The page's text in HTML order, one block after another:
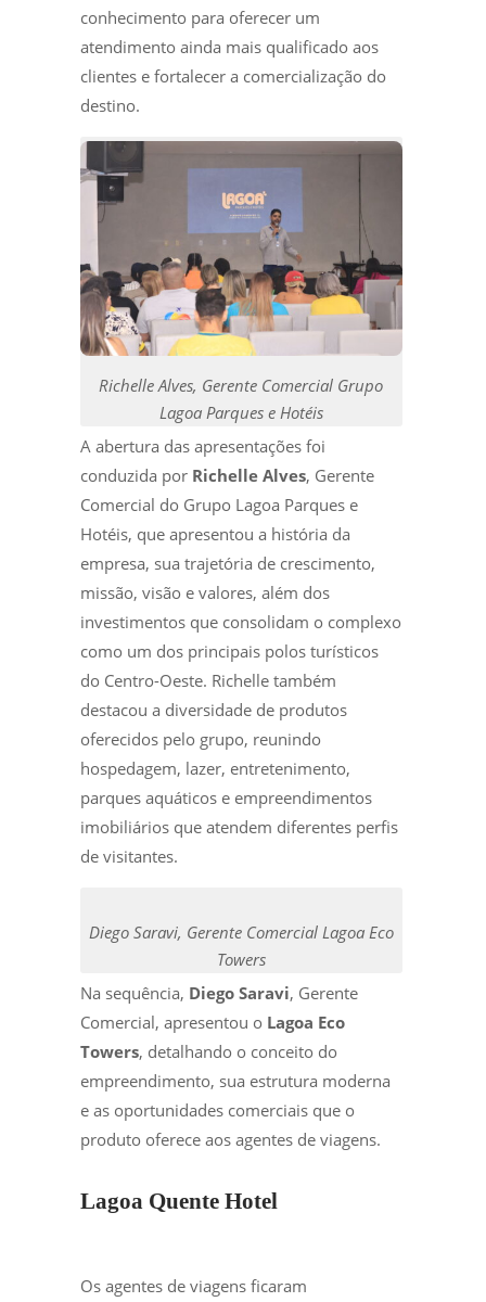
conhecimento para oferecer um
atendimento ainda mais qualificado aos
clientes e fortalecer a comercialização do
destino.
Richelle Alves, Gerente Comercial Grupo
Lagoa Parques e Hotéis
A abertura das apresentações foi
conduzida por Richelle Alves, Gerente
Comercial do Grupo Lagoa Parques e
Hotéis, que apresentou a história da
empresa, sua trajetória de crescimento,
missão, visão e valores, além dos
investimentos que consolidam o complexo
como um dos principais polos turísticos
do Centro-Oeste. Richelle também
destacou a diversidade de produtos
oferecidos pelo grupo, reunindo
hospedagem, lazer, entretenimento,
parques aquáticos e empreendimentos
imobiliários que atendem diferentes perfis
de visitantes.
Diego Saravi, Gerente Comercial Lagoa Eco
Towers
Na sequência, Diego Saravi, Gerente
Comercial, apresentou o Lagoa Eco
Towers, detalhando o conceito do
empreendimento, sua estrutura moderna
e as oportunidades comerciais que o
produto oferece aos agentes de viagens.
Lagoa Quente Hotel
Os agentes de viagens ficaram